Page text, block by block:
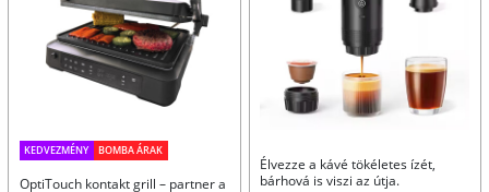
KEDVEZMÉNY BOMBA ÁRAK
OptiTouch kontakt grill – partner a
Élvezze a kávé tökéletes ízét,
bárhová is viszi az útja.